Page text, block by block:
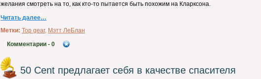
желания смотреть на то, как кто-то пытается быть похожим на Кларксона.
Читать далее…
Метки: Top gear, Мэтт ЛеБлан
Комментарии - 0
50 Cent предлагает себя в качестве спасителя